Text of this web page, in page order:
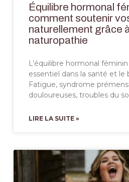
Équilibre hormonal
comment soutenir
naturellement grâce
naturopathie
L’équilibre hormonal
essentiel dans la santé et le
Fatigue, syndrome
douloureuses, troubles du
LIRE LA SUITE »